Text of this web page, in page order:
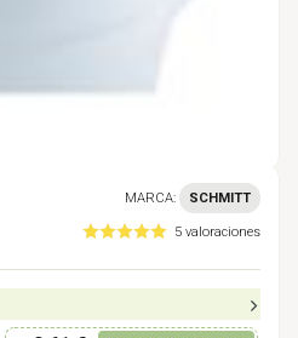
MARCA: SCHMITT
5 valoraciones